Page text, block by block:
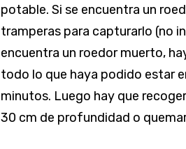
potable. Si se encuentra un
tramperas para capturarlo (no
encuentra un roedor muerto,
todo lo que haya podido estar
minutos. Luego hay que
30 cm de profundidad o